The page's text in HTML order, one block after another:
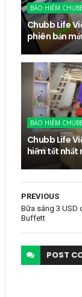
BẢO HIỂM
Chubb Life
phiên bản
BẢO HIỂM
Chubb Life
hiểm tốt nhất
PREVIOUS
Bữa sáng 3 USD
Buffett
POST